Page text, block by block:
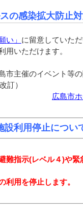
の感染拡大防止
い」 に留意していた
用いただけます。
市主催のイベント等
訂）
広島市
設利用停止につい
難指示(レベル４)や緊
利用を停止します。